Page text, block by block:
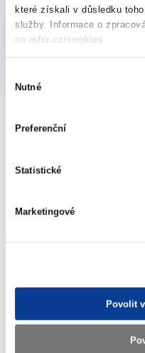
které získali v důsledku
služby. Informace o
na mfcr.cz/cookies.
souhlasu
Nutné
Preferenční
Statistické
Marketingové
Povolit
Vyberte
2009
Telefon +420 257 041 111
E-mail
CZ00006947
ID Datové